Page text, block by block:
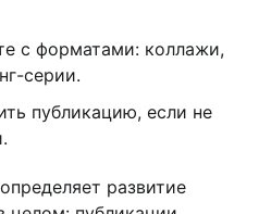
с форматами: коллажи,
серии.
публикацию, если не
развитие